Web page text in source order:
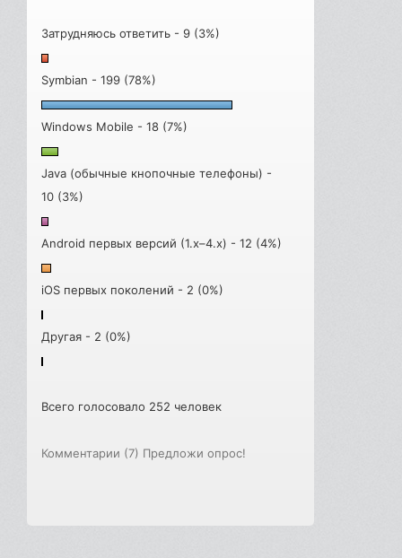
Затрудняюсь ответить - 9 (3%)
Symbian - 199 (78%)
Windows Mobile - 18 (7%)
Java (обычные кнопочные телефоны) -
10 (3%)
Android первых версий (1.x–4.x) - 12 (4%)
iOS первых поколений - 2 (0%)
Другая - 2 (0%)
Всего голосовало 252 человек
Комментарии (7) Предложи опрос!